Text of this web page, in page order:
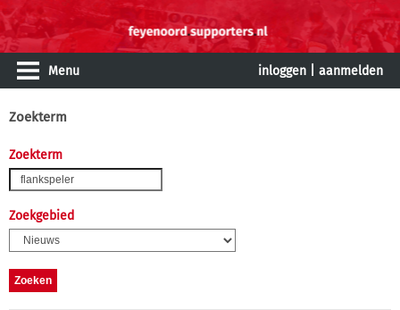
Menu inloggen aanmelden
Zoekterm
Zoekterm
Zoekgebied